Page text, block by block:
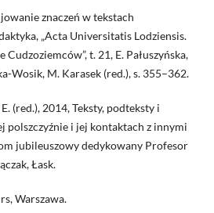
znaczeń w tekstach
„Acta Universitatis Lodziensis.
t. 21, E. Pałuszyńska,
Wosik, M. Karasek (red.), s. 355–362.
(red.), 2014, Teksty, podteksty i
polszczyźnie i jej kontaktach z innymi
jubileuszowy dedykowany Profesor
Łask.
Warszawa.